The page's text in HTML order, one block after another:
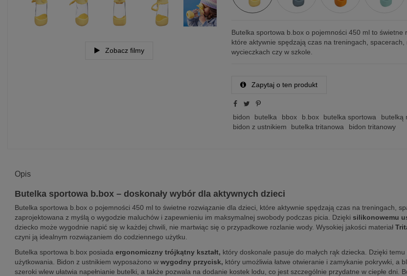
Zobacz filmy
Butelka sportowa b.box o pojemności 450 ml to świetne
które aktywnie spędzają czas na treningach, spacerach,
wycieczkach czy w szkole.
Zapytaj o ten produkt
bidon butelka bbox b.box butelka sportowa
butelką
bidon z ustnikiem
butelka tritanowa bidon tritanowy
Opis
Butelka sportowa b.box – doskonały wybór dla aktywnych dzieci
Butelka sportowa b.box o pojemności 450 ml to świetne rozwiązanie dla dzieci, które aktywnie spędzają czas na treningach,
zaprojektowana z myślą o wygodzie maluchów i zapewnieniu im maksymalnej swobody podczas picia. Dzięki silikonowemu
dziecko może wygodnie napić się w każdej chwili, nie martwiąc się o przypadkowe rozlanie wody. Wysokiej jakości materiał
czyni ją idealnym rozwiązaniem do codziennego użytku.
Butelka sportowa b.box posiada ergonomiczny trójkątny kształt, który doskonale pasuje do małych rąk dziecka. Dzięki
użytkowania. Bidon z ustnikiem wyposażono w wygodny przycisk, który umożliwia łatwe otwieranie i zamykanie pokrywki, a
szeroki wlew ułatwia napełnianie butelki, a także pozwala na dodanie kostek lodu, co jest szczególnie przydatne w ciepłe